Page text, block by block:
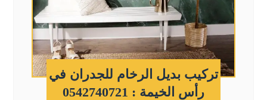
تركيب بديل الرخام للجدران في
رأس الخيمة : 0542740721